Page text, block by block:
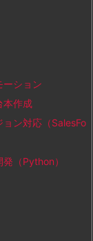
ーション
本作成
ョン対応（SalesFo
（Python）